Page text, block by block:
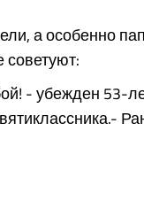
а особенно
советуют:
- убежден 53-